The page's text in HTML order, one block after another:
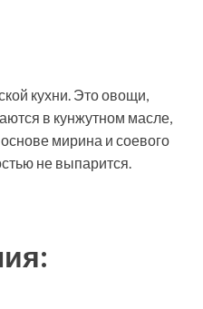
кухни. Это овощи,
в кунжутном масле,
мирина и соевого
не выпарится.